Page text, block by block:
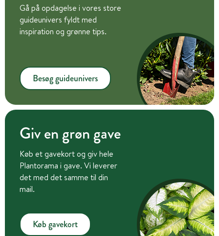
Gå på opdagelse i vores store
guideunivers fyldt med
inspiration og grønne tips.
Besøg guideunivers
Giv en grøn gave
Køb et gavekort og giv hele
Plantorama i gave. Vi leverer
det med det samme til din
mail.
Køb gavekort